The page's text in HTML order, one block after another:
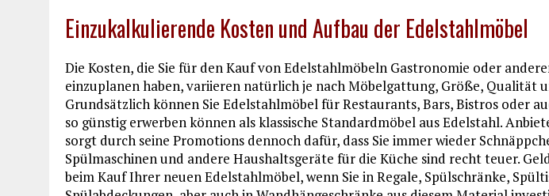
Einzukalkulierende Kosten und Aufbau der Edelstahlmöbel
Die Kosten, die Sie für den Kauf von Edelstahlmöbeln Gastronomie oder
einzuplanen haben, variieren natürlich je nach Möbelgattung, Größe, Qualität
Grundsätzlich können Sie Edelstahlmöbel für Restaurants, Bars, Bistros oder
so günstig erwerben können als klassische Standardmöbel aus Edelstahl.
sorgt durch seine Promotions dennoch dafür, dass Sie immer wieder
Spülmaschinen und andere Haushaltsgeräte für die Küche sind recht teuer.
beim Kauf Ihrer neuen Edelstahlmöbel, wenn Sie in Regale, Spülschränke,